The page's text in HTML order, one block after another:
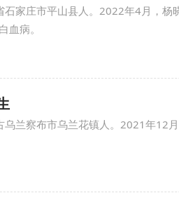
家庄市平山县人。2022年4月，杨
血病。
兰察布市乌兰花镇人。2021年12月